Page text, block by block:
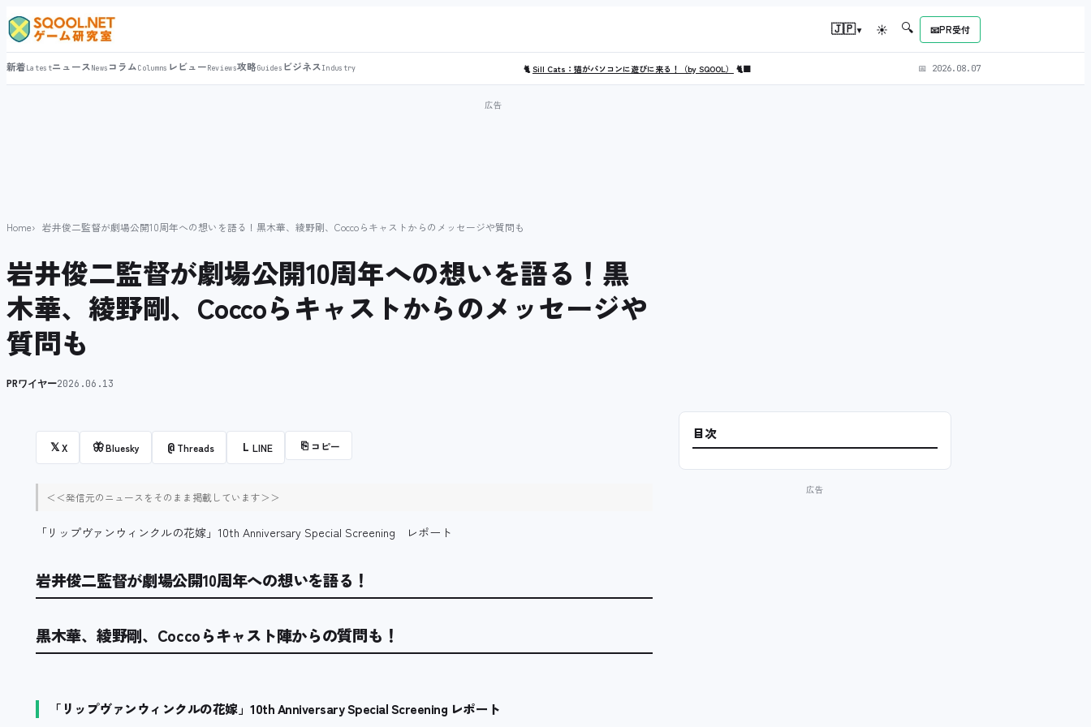
🇯🇵▾ ☀ 🔍 📧PR受付
新着LatestニュースNews コラムColumns レビューReviews攻略Guides ビジネスIndustry 🐈Sill Cats：猫がパソコンに遊びに来る！（by SQOOL） 🐈‍⬛ 📅 2026.08.07
Home 岩井俊二監督が劇場公開10周年への想いを語る！黒木華、綾野剛、Coccoらキャストからのメッセージや質問も
岩井俊二監督が劇場公開10周年への想いを語る！黒
木華、綾野剛、Coccoらキャストからのメッセージや
質問も
PRワイヤー2026.06.13
𝕏X 🦋Bluesky @ Threads L LINE ⎘ コピー
＜＜発信元のニュースをそのまま掲載しています＞＞
「リップヴァンウィンクルの花嫁」10th Anniversary Special Screening レポート
岩井俊二監督が劇場公開10周年への想いを語る！
黒木華、綾野剛、Coccoらキャスト陣からの質問も！
「リップヴァンウィンクルの花嫁」10th Anniversary Special Screening レポート
目次